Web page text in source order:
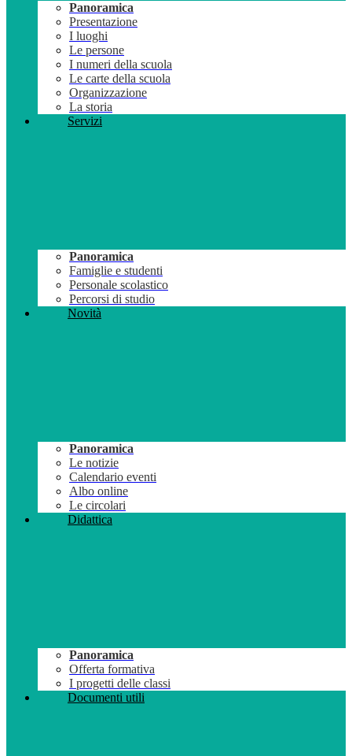
Panoramica
Presentazione
I luoghi
Le persone
I numeri della scuola
Le carte della scuola
Organizzazione
La storia
Servizi
Panoramica
Famiglie e studenti
Personale scolastico
Percorsi di studio
Novità
Panoramica
Le notizie
Calendario eventi
Albo online
Le circolari
Didattica
Panoramica
Offerta formativa
I progetti delle classi
Documenti utili